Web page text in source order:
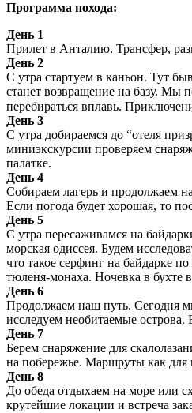
Программа похода:
День 1
Прилет в Анталию. Трансфер,
День 2
С утра стартуем в каньон. Тут
станет возвращение на базу. Мы
перебираться вплавь.
День 3
С утра добираемся до “отеля
миниэкскурсии проверяем
палатке.
День 4
Собираем лагерь и продолжаем
Если погода будет хорошая, то
День 5
С утра пересаживамся на
морская одиссея. Будем
что такое серфинг на байдарке
тюленя-монаха. Ночевка в бухте
День 6
Продолжаем наш путь. Сегодня
исследуем необитаемые
День 7
Берем снаряжение для
на побережье. Маршруты как для
День 8
До обеда отдыхаем на море или
крутейшие локации и встреча